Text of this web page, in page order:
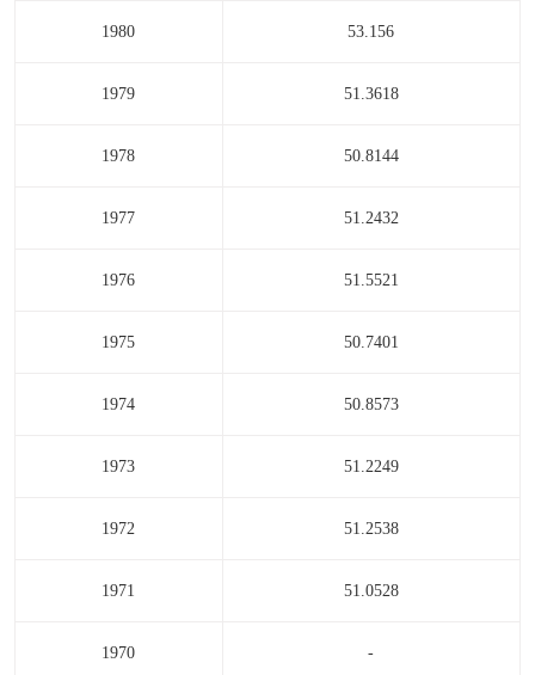
1980 53.156
1979 51.3618
1978 50.8144
1977 51.2432
1976 51.5521
1975 50.7401
1974 50.8573
1973 51.2249
1972 51.2538
1971 51.0528
1970 -